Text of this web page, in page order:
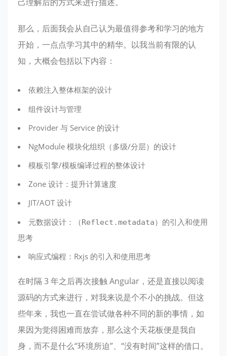
那么，后面我会从自己认为最值得参考和学习的地方
开始，一点点学习其中的精华。以我当前有限的认
知，大概会包括以下内容：
依赖注入整体框架的设计
组件设计与管理
Provider 与 Service 的设计
NgModule 模块化组织（多级/分层）的设计
模板引擎/模板编译过程的整体设计
Zone 设计：提升计算速度
JIT/AOT 设计
元数据设计：（Reflect.metadata）的引入和使用
思考
响应式编程：Rxjs 的引入和使用思考
在时隔 3 年之后再次接触 Angular，还是直接以阅读
源码的方式来进行，对我来说是个不小的挑战。但这
些年来，我也一直在尝试做各种不同的新的事情，如
果因为觉得困难而放弃，那么这个天花板便是我自
身，而不是什么“环境所迫”、“没有时间”这样的借口。